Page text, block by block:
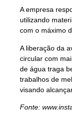
A empresa
utilizando
com o máximo
A liberação da
circular com
de água traga
trabalhos de
visando
Fonte: